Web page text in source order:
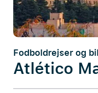
Fodboldrejser og
Atlético